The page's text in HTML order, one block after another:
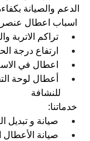
الدعم والصيانة
اسباب اعطال
تراكم الاتربة
ارتفاع درجة
اعطال في
أعطال لوحة
للنشافة
خدماتنا:
صيانة و تبديل
صيانة الأعطال